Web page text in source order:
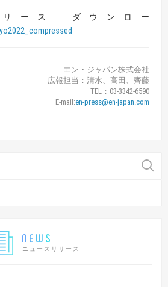
ニュースリリース
ース ダウンロー
エン・ジャパン株式会社
広報担当：清水、高田、齊藤
TEL：03-3342-6590
E-mail:en-press@en-japan.com